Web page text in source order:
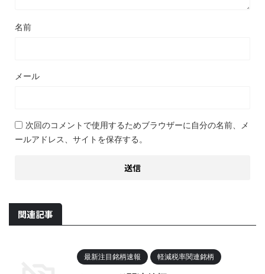
名前
メール
次回のコメントで使用するためブラウザーに自分の名前、メ
ールアドレス、サイトを保存する。
関連記事
最新注目銘柄速報 軽減税率関連銘柄